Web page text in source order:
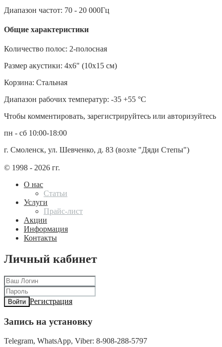
Диапазон частот: 70 - 20 000Гц
Общие характеристики
Количество полос: 2-полосная
Размер акустики: 4х6" (10х15 см)
Корзина: Стальная
Диапазон рабочих температур: -35 +55 °С
Чтобы комментировать, зарегистрируйтесь или авторизуйтесь
пн - сб 10:00-18:00
г. Смоленск, ул. Шевченко, д. 83 (возле "Дяди Степы")
© 1998 - 2026 гг.
О нас
Статьи
Услуги
Прайс-лист
Акции
Информация
Контакты
Личный кабинет
Войти Регистрация
Запись на установку
Telegram, WhatsApp, Viber: 8-908-288-5797